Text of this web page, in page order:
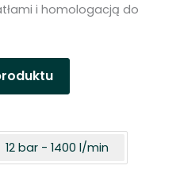
i homologacją do
12 bar - 1400 l/min